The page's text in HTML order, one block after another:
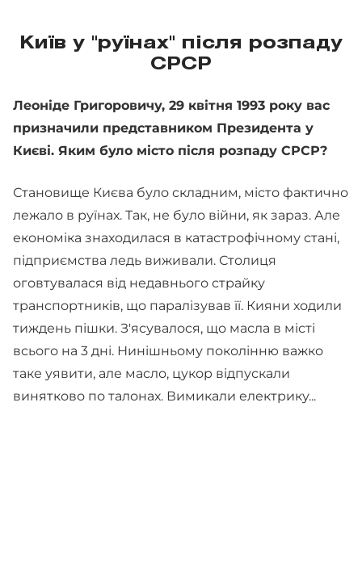
Київ у "руїнах" після розпаду
СРСР
Леоніде Григоровичу, 29 квітня 1993 року вас
призначили представником Президента у
Києві. Яким було місто після розпаду СРСР?
Становище Києва було складним, місто фактично
лежало в руїнах. Так, не було війни, як зараз. Але
економіка знаходилася в катастрофічному стані,
підприємства ледь виживали. Столиця
оговтувалася від недавнього страйку
транспортників, що паралізував її. Кияни ходили
тиждень пішки. З'ясувалося, що масла в місті
всього на 3 дні. Нинішньому поколінню важко
таке уявити, але масло, цукор відпускали
винятково по талонах. Вимикали електрику...